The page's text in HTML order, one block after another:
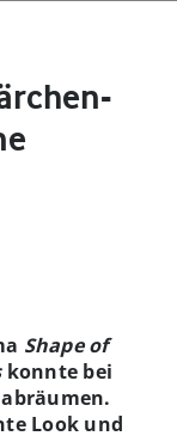
Shape of
konnte bei
Look und